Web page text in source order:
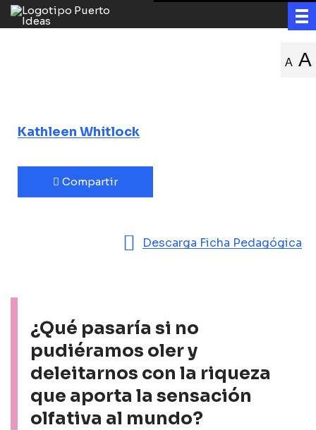
A A
Kathleen Whitlock
Compartir
Descarga Ficha Pedagógica
¿Qué pasaría si no
pudiéramos oler y
deleitarnos con la riqueza
que aporta la sensación
olfativa al mundo?